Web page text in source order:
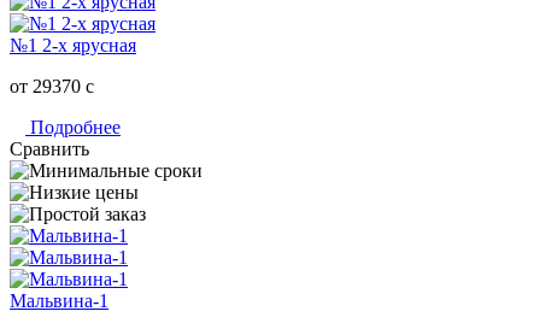
№1 2-х ярусная
от 29370 c
Подробнее
Сравнить
Мальвина-1